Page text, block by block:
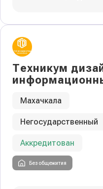
Техникум
Махачкала
Негосударственный
Аккредитован
Без общежития